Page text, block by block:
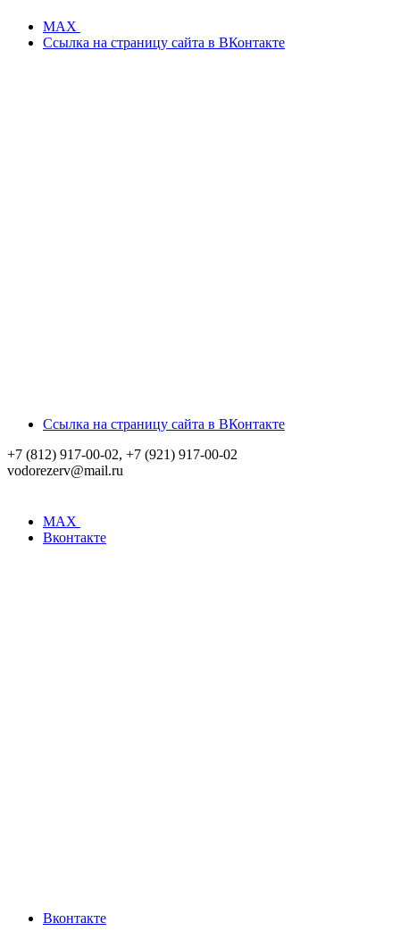
MAX
Ссылка на страницу сайта в ВКонтакте
Ссылка на страницу сайта в ВКонтакте
+7 (812) 917-00-02, +7 (921) 917-00-02
vodorezerv@mail.ru
MAX
Вконтакте
Вконтакте